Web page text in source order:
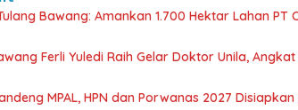
Bawang: Amankan 1.700 Hektar Lahan PT
Ferli Yuledi Raih Gelar Doktor Unila,
MPAL, HPN dan Porwanas 2027